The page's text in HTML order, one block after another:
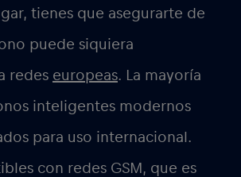
tienes que asegurarte de
puede siquiera
redes europeas. La mayoría
inteligentes modernos
para uso internacional.
con redes GSM, que es